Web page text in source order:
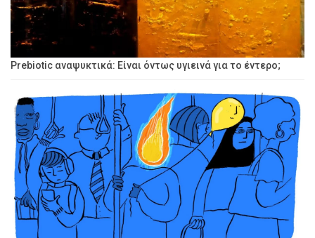
Prebiotic αναψυκτικά: Είναι όντως υγιεινά για το έντερο;